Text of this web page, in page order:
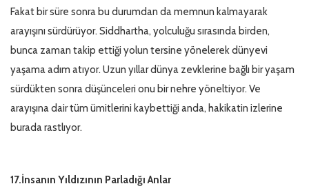
Fakat bir süre sonra bu durumdan da memnun kalmayarak
arayışını sürdürüyor. Siddhartha, yolculuğu sırasında birden,
bunca zaman takip ettiği yolun tersine yönelerek dünyevi
yaşama adım atıyor. Uzun yıllar dünya zevklerine bağlı bir yaşam
sürdükten sonra düşünceleri onu bir nehre yöneltiyor. Ve
arayışına dair tüm ümitlerini kaybettiği anda, hakikatin izlerine
burada rastlıyor.
17.İnsanın Yıldızının Parladığı Anlar